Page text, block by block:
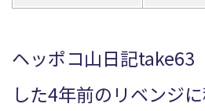
ヘッポコ山日記
した4年前のリベンジ